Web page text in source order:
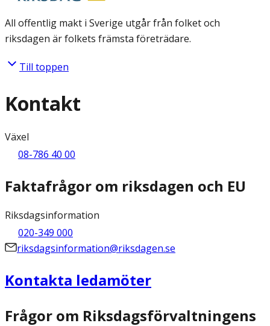
All offentlig makt i Sverige utgår från folket och
riksdagen är folkets främsta företrädare.
Till toppen
Kontakt
Växel
08-786 40 00
Faktafrågor om riksdagen och EU
Riksdagsinformation
020-349 000
riksdagsinformation@riksdagen.se
Kontakta ledamöter
Frågor om Riksdagsförvaltningens